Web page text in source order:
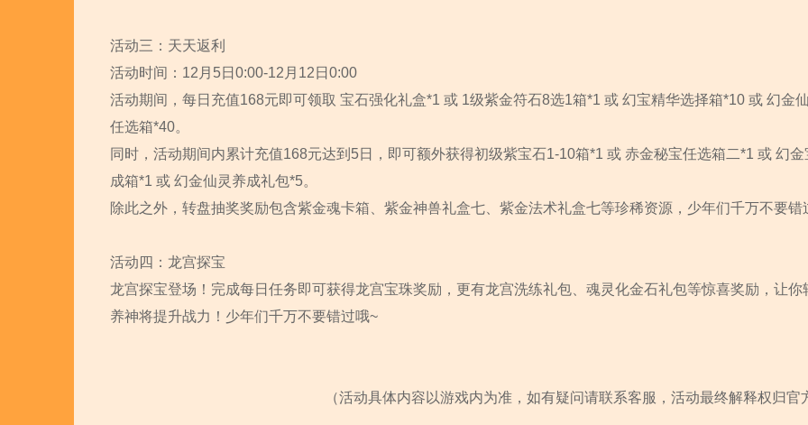
活动三：天天返利
活动时间：12月5日0:00-12月12日0:00
活动期间，每日充值168元即可领取 宝石强化礼盒*1 或 1级紫金符石8选1箱*1 或 幻宝精华选择箱*10 或 幻金
任选箱*40。
同时，活动期间内累计充值168元达到5日，即可额外获得初级紫宝石1-10箱*1 或 赤金秘宝任选箱二*1 或 幻金
成箱*1 或 幻金仙灵养成礼包*5。
除此之外，转盘抽奖奖励包含紫金魂卡箱、紫金神兽礼盒七、紫金法术礼盒七等珍稀资源，少年们千万不要错
活动四：龙宫探宝
龙宫探宝登场！完成每日任务即可获得龙宫宝珠奖励，更有龙宫洗练礼包、魂灵化金石礼包等惊喜奖励，让你
养神将提升战力！少年们千万不要错过哦~
（活动具体内容以游戏内为准，如有疑问请联系客服，活动最终解释权归官